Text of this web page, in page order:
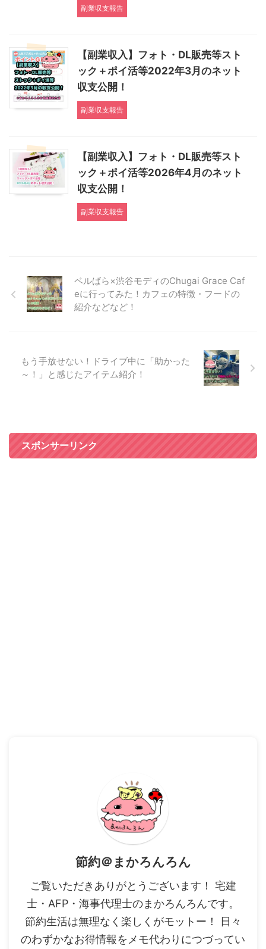
副業収支報告
【副業収入】フォト・DL販売等スト
ック＋ポイ活等2022年3月のネット
収支公開！
副業収支報告
【副業収入】フォト・DL販売等スト
ック＋ポイ活等2026年4月のネット
収支公開！
副業収支報告
ベルばら×渋谷モディのChugai Grace Caf
eに行ってみた！カフェの特徴・フードの
紹介などなど！
もう手放せない！ドライブ中に「助かった
～！」と感じたアイテム紹介！
スポンサーリンク
節約＠まかろんろん
ご覧いただきありがとうございます！ 宅建
士・AFP・海事代理士のまかろんろんです。
節約生活は無理なく楽しくがモットー！ 日々
のわずかなお得情報をメモ代わりにつづってい